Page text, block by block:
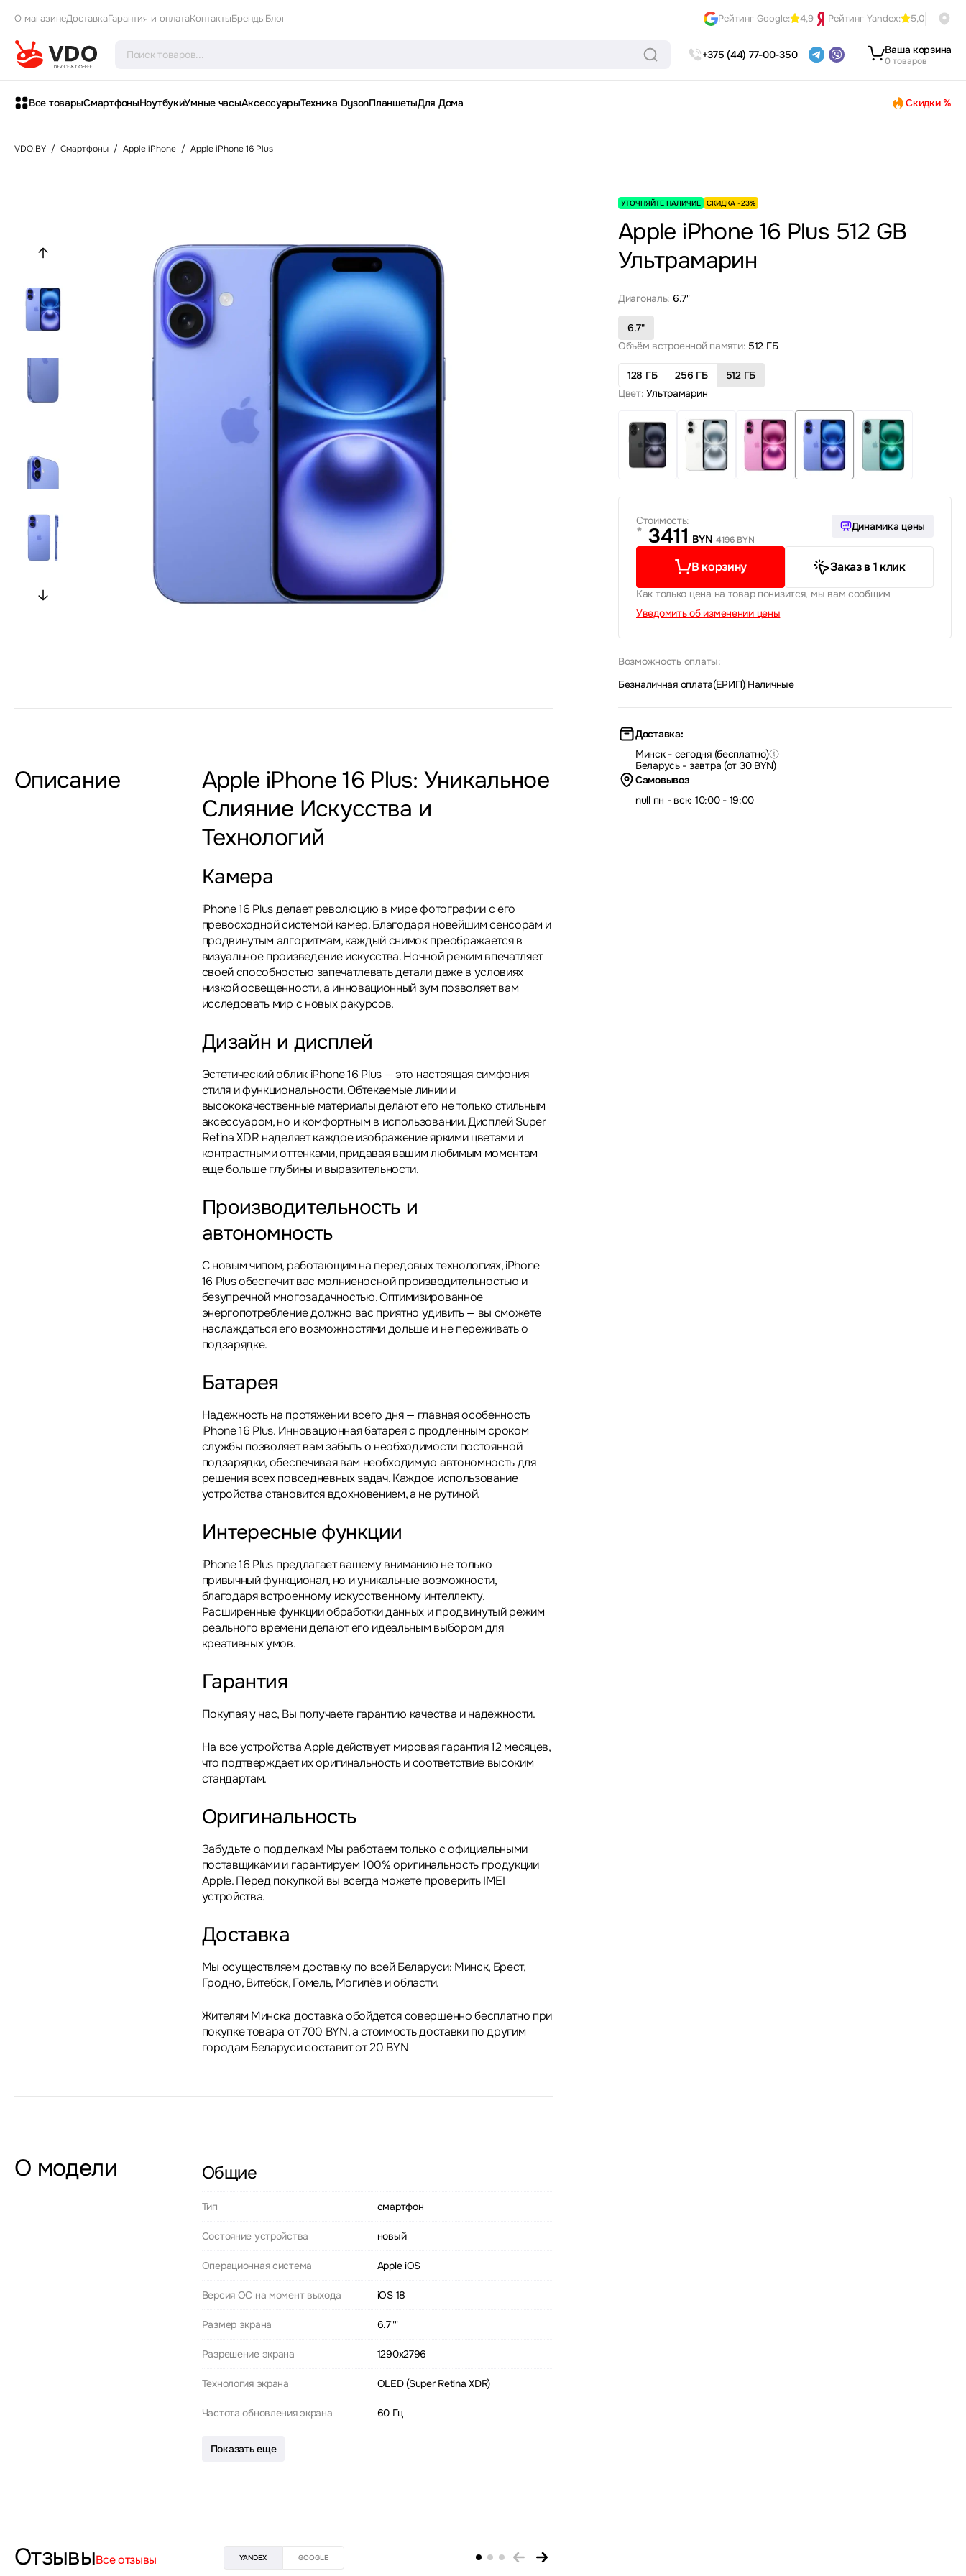
О магазинеДоставкаГарантия и оплатаКонтактыБрендыБлог Рейтинг Google: 4,9 Рейтинг Yandex: 5,0
+375 (44) 77-00-350 Ваша корзина
0 товаров
Все товарыСмартфоныНоутбукиУмные часыАксессуарыТехника DysonПланшетыДля Дома Скидки %
VDO.BY / Смартфоны / Apple iPhone / Apple iPhone 16 Plus
Описание
Apple iPhone 16 Plus: Уникальное
Слияние Искусства и
Технологий
Камера
iPhone 16 Plus делает революцию в мире фотографии с его
превосходной системой камер. Благодаря новейшим сенсорам и
продвинутым алгоритмам, каждый снимок преображается в
визуальное произведение искусства. Ночной режим впечатляет
своей способностью запечатлевать детали даже в условиях
низкой освещенности, а инновационный зум позволяет вам
исследовать мир с новых ракурсов.
Дизайн и дисплей
Эстетический облик iPhone 16 Plus — это настоящая симфония
стиля и функциональности. Обтекаемые линии и
высококачественные материалы делают его не только стильным
аксессуаром, но и комфортным в использовании. Дисплей Super
Retina XDR наделяет каждое изображение яркими цветами и
контрастными оттенками, придавая вашим любимым моментам
еще больше глубины и выразительности.
Производительность и
автономность
С новым чипом, работающим на передовых технологиях, iPhone
16 Plus обеспечит вас молниеносной производительностью и
безупречной многозадачностью. Оптимизированное
энергопотребление должно вас приятно удивить — вы сможете
наслаждаться его возможностями дольше и не переживать о
подзарядке.
Батарея
Надежность на протяжении всего дня — главная особенность
iPhone 16 Plus. Инновационная батарея с продленным сроком
службы позволяет вам забыть о необходимости постоянной
подзарядки, обеспечивая вам необходимую автономность для
решения всех повседневных задач. Каждое использование
устройства становится вдохновением, а не рутиной.
Интересные функции
iPhone 16 Plus предлагает вашему вниманию не только
привычный функционал, но и уникальные возможности,
благодаря встроенному искусственному интеллекту.
Расширенные функции обработки данных и продвинутый режим
реального времени делают его идеальным выбором для
креативных умов.
Гарантия
Покупая у нас, Вы получаете гарантию качества и надежности.
На все устройства Apple действует мировая гарантия 12 месяцев,
что подтверждает их оригинальность и соответствие высоким
стандартам.
Оригинальность
Забудьте о подделках! Мы работаем только с официальными
поставщиками и гарантируем 100% оригинальность продукции
Apple. Перед покупкой вы всегда можете проверить IMEI
устройства.
Доставка
Мы осуществляем доставку по всей Беларуси: Минск, Брест,
Гродно, Витебск, Гомель, Могилёв и области.
Жителям Минска доставка обойдется совершенно бесплатно при
покупке товара от 700 BYN, а стоимость доставки по другим
городам Беларуси составит от 20 BYN
О модели Общие
Тип смартфон
Состояние устройства новый
Операционная система Apple iOS
Версия ОС на момент выхода iOS 18
Размер экрана 6.7""
Разрешение экрана 1290x2796
Технология экрана OLED (Super Retina XDR)
Частота обновления экрана 60 Гц
Показать еще
ОтзывыВсе отзывы YANDEX GOOGLE
УТОЧНЯЙТЕ НАЛИЧИЕ СКИДКА -23%
Apple iPhone 16 Plus 512 GB
Ультрамарин
Диагональ: 6.7"
6.7"
Объём встроенной памяти: 512 ГБ
128 ГБ 256 ГБ
512 ГБ
Цвет: Ультрамарин
Стоимость:
* 3411 BYN 4196 BYN
Динамика цены
В корзину Заказ в 1 клик
Как только цена на товар понизится, мы вам сообщим
Уведомить об изменении цены
Возможность оплаты:
Безналичная оплата(ЕРИП)| Наличные
Доставка:
Минск - сегодня (бесплатно)
Беларусь - завтра (от 30 BYN)
Самовывоз
null пн - вск: 10:00 - 19:00